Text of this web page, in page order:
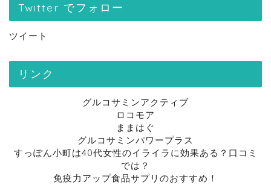
Twitter でフォロー
ツイート
リンク
グルコサミンアクティブ
ロコモア
ままはぐ
グルコサミンパワープラス
すっぽん小町は40代女性のイライラに効果ある？口コミ
では？
免疫力アップ食品サプリのおすすめ！